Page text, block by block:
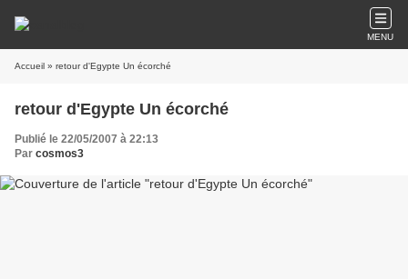
MENU
Accueil » retour d'Egypte Un écorché
retour d'Egypte Un écorché
Publié le 22/05/2007 à 22:13
Par cosmos3